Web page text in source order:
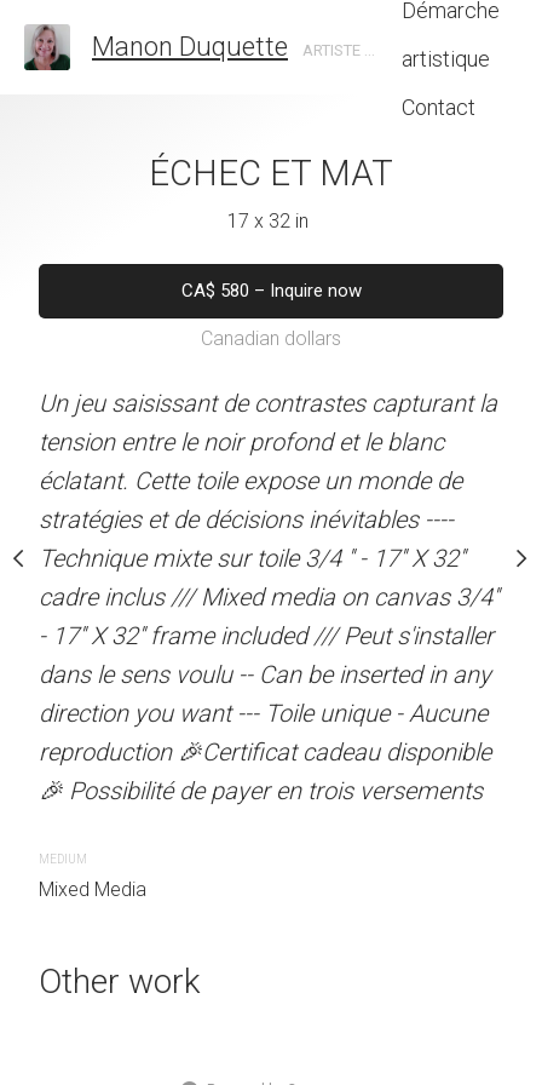
Manon Duquette ARTISTE EN ART ABSTRAIT, CANADA
Démarche
artistique
Contact
contrastes capturant la
et le blanc
un monde de
inévitables ----
toile 3/4 '' - 17'' X 32''
media on canvas 3/4''
/// Peut s'installer
Can be inserted in any
Toile unique - Aucune
cadeau disponible
en trois versements
Des fleurs
couleurs vibrantes
ode à l'union et à la
touche célèbre la
Acrylique sur toile
on gallery canvas 24" X
s'installer dans le sens
inserted in any direction
unique --- Aucune
cadeau disponible🎉
trois versements
ÉCHEC ET MAT
17 x 32 in
CA$ 580 – Inquire now
Canadian dollars
Un jeu saisissant de contrastes capturant la
tension entre le noir profond et le blanc
éclatant. Cette toile expose un monde de
stratégies et de décisions inévitables ----
Technique mixte sur toile 3/4 '' - 17'' X 32''
cadre inclus /// Mixed media on canvas 3/4''
- 17'' X 32'' frame included /// Peut s'installer
dans le sens voulu -- Can be inserted in any
direction you want --- Toile unique - Aucune
reproduction 🎉Certificat cadeau disponible
🎉 Possibilité de payer en trois versements
MEDIUM
Mixed Media
Other work